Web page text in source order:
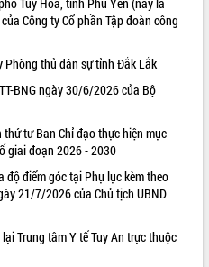
Công ty Cổ phần Tập đoàn công
Phòng thủ dân sự tỉnh Đắk Lắk
BNG ngày 30/6/2026 của Bộ
tư Ban Chỉ đạo thực hiện mục
giai đoạn 2026 - 2030
độ điểm góc tại Phụ lục kèm theo
21/7/2026 của Chủ tịch UBND
Trung tâm Y tế Tuy An trực thuộc